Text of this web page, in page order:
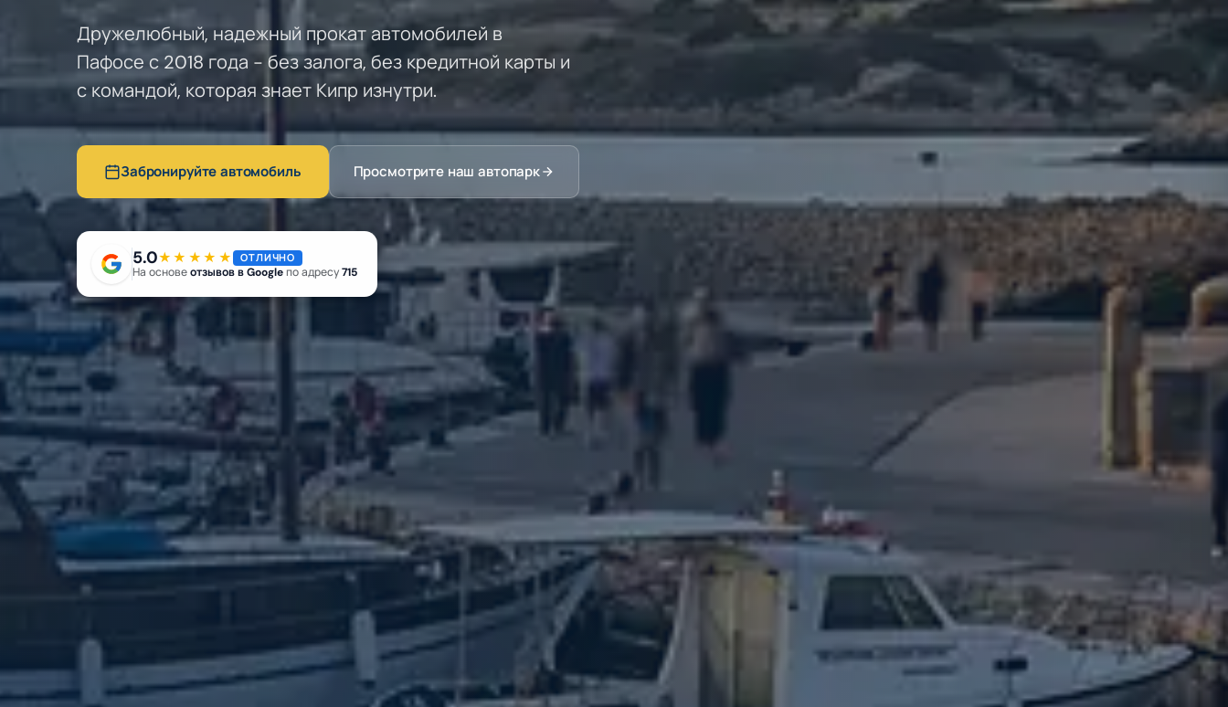
Дружелюбный, надежный прокат автомобилей в
Пафосе с 2018 года - без залога, без кредитной карты и
с командой, которая знает Кипр изнутри.
Забронируйте автомобиль Просмотрите наш автопарк
5.0★★★★★ ОТЛИЧНО
На основеотзывов в Googleпо адресу715